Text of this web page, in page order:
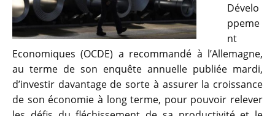
Dévelo
ppeme
nt
Economiques (OCDE) a recommandé à l’Allemagne,
au terme de son enquête annuelle publiée mardi,
d’investir davantage de sorte à assurer la croissance
de son économie à long terme, pour pouvoir relever